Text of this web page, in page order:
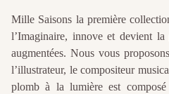
Mille Saisons la première
l’Imaginaire, innove et devient
augmentées. Nous vous
l’illustrateur, le compositeur
plomb à la lumière est